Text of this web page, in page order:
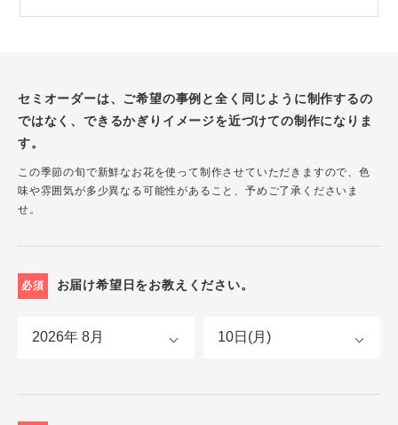
セミオーダーは、ご希望の事例と全く同じように制作するの
ではなく、できるかぎりイメージを近づけての制作になりま
す。
この季節の旬で新鮮なお花を使って制作させていただきますので、色
味や雰囲気が多少異なる可能性があること、予めご了承くださいま
せ。
必須 お届け希望日をお教えください。